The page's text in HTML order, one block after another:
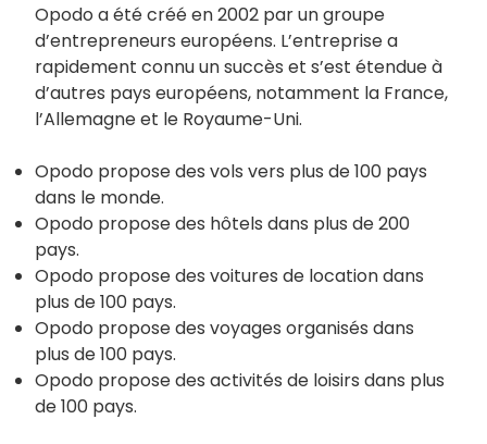
Opodo a été créé en 2002 par un groupe
d’entrepreneurs européens. L’entreprise a
rapidement connu un succès et s’est étendue à
d’autres pays européens, notamment la France,
l’Allemagne et le Royaume-Uni.
Opodo propose des vols vers plus de 100 pays
dans le monde.
Opodo propose des hôtels dans plus de 200
pays.
Opodo propose des voitures de location dans
plus de 100 pays.
Opodo propose des voyages organisés dans
plus de 100 pays.
Opodo propose des activités de loisirs dans plus
de 100 pays.